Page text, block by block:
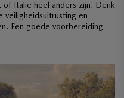
of Italië heel anders zijn. Denk
veiligheidsuitrusting en
Een goede voorbereiding